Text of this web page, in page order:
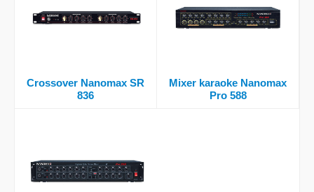
Crossover Nanomax SR
836
Mixer karaoke Nanomax
Pro 588